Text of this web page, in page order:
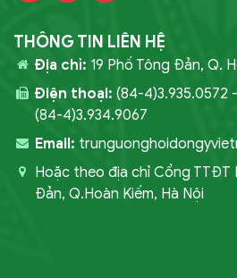
THÔNG TIN LIÊN HỆ
Địa chỉ: 19 Phố Tông Đản, Q.
Điện thoại: (84-4)3.935.0572
(84-4)3.934.9067
Email:
Hoặc theo địa chỉ Cổng TTĐT
Đản, Q.Hoàn Kiếm, Hà Nội